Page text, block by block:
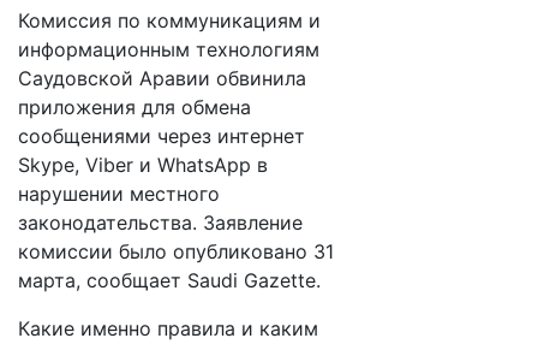
Комиссия по коммуникациям и
информационным технологиям
Саудовской Аравии обвинила
приложения для обмена
сообщениями через интернет
Skype, Viber и WhatsApp в
нарушении местного
законодательства. Заявление
комиссии было опубликовано 31
марта, сообщает Saudi Gazette.
Какие именно правила и каким